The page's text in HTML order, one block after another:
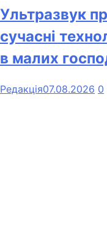
Ультразвук
сучасні
в малих
Редакція07.08.2026 0